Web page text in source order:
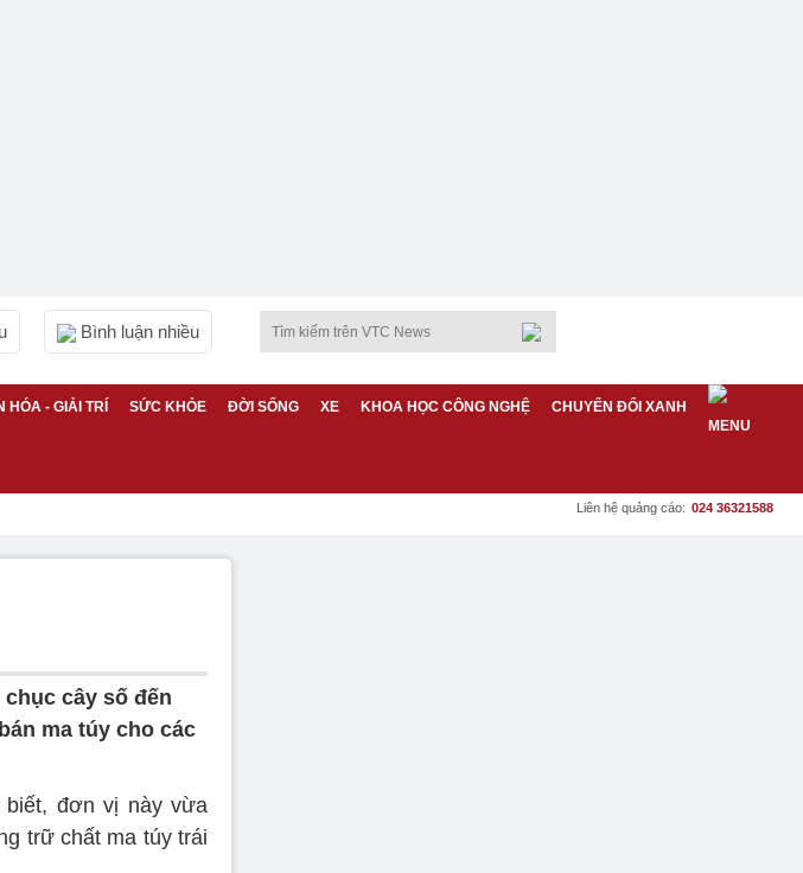
Bình luận nhiều
HÓA - GIẢI TRÍ SỨC KHỎE ĐỜI SỐNG XE KHOA HỌC CÔNG NGHỆ CHUYỂN ĐỔI XANH
Liên hệ quảng cáo: 024 36321588
cây số đến
ma túy cho các
biết, đơn vị này vừa
trữ chất ma túy trái